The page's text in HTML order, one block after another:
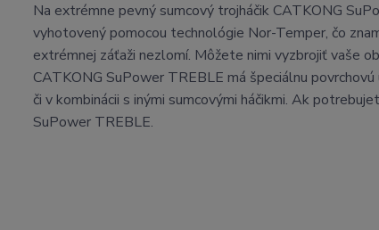
Na extrémne pevný sumcový trojháčik CATKONG
vyhotovený pomocou technológie Nor-Temper, čo
extrémnej záťaži nezlomí. Môžete nimi vyzbrojiť vaše
CATKONG SuPower TREBLE má špeciálnu
či v kombinácii s inými sumcovými háčikmi. Ak
SuPower TREBLE.